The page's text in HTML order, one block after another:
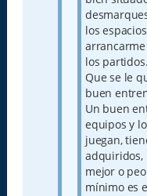
los
los partidos.
Que se le
buen
Un buen
equipos y
juegan,
adquiridos,
mejor o
mínimo es